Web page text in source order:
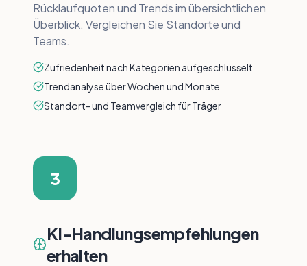
Rücklaufquoten und Trends im übersichtlichen
Überblick. Vergleichen Sie Standorte und
Teams.
Zufriedenheit nach Kategorien aufgeschlüsselt
Trendanalyse über Wochen und Monate
Standort- und Teamvergleich für Träger
3
KI-Handlungsempfehlungen
erhalten